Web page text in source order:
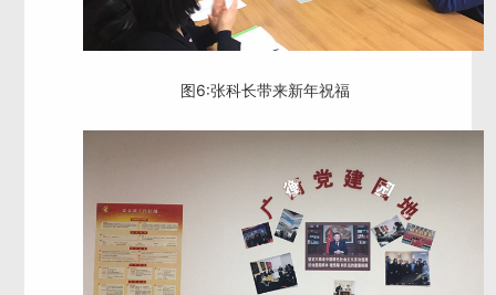
图6:张科长带来新年祝福